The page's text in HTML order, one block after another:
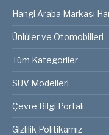
Hangi Araba Markası
Ünlüler ve Otomobilleri
Tüm Kategoriler
SUV Modelleri
Çevre Bilgi Portalı
Gizlilik Politikamız